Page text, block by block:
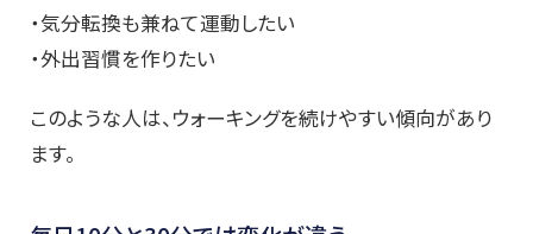
・気分転換も兼ねて運動したい
・外出習慣を作りたい
このような人は、ウォーキングを続けやすい傾向があり
ます。